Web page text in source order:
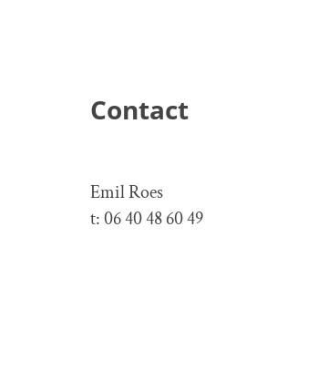
Contact
Emil Roes
t: 06 40 48 60 49